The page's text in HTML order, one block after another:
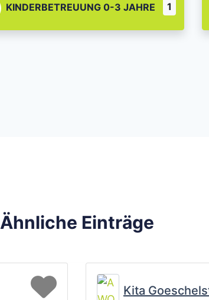
KINDERBETREUUNG 0-3 JAHRE 1
Ähnliche Einträge
Favorit
Kita